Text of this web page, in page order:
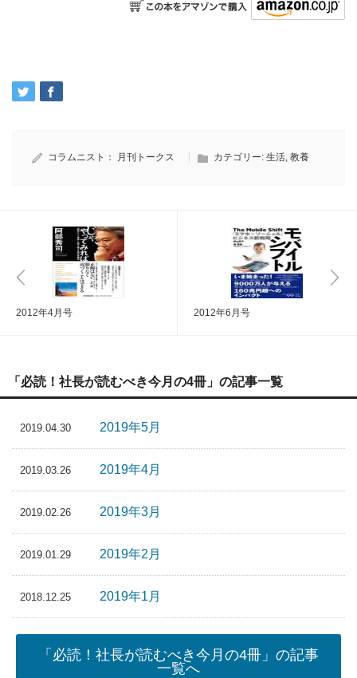
コラムニスト： 月刊トークス カテゴリー: 生活, 教養
2012年4月号 2012年6月号
「必読！社長が読むべき今月の4冊」の記事一覧
2019.04.30 2019年5月
2019.03.26 2019年4月
2019.02.26 2019年3月
2019.01.29 2019年2月
2018.12.25 2019年1月
「必読！社長が読むべき今月の4冊」の記事
一覧へ